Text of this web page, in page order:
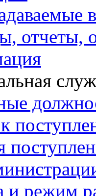
отчеты,
и режим